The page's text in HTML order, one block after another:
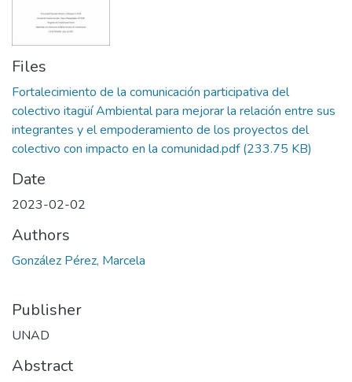
Files
Fortalecimiento de la comunicación participativa del
colectivo itagüí Ambiental para mejorar la relación entre sus
integrantes y el empoderamiento de los proyectos del
colectivo con impacto en la comunidad.pdf(233.75 KB)
Date
2023-02-02
Authors
González Pérez, Marcela
Publisher
UNAD
Abstract